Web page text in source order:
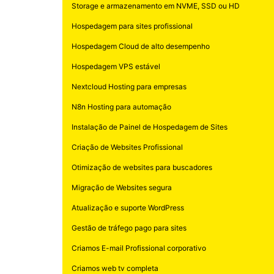
Storage e armazenamento em NVME, SSD ou HD
Hospedagem para sites profissional
Hospedagem Cloud de alto desempenho
Hospedagem VPS estável
Nextcloud Hosting para empresas
N8n Hosting para automação
Instalação de Painel de Hospedagem de Sites
Criação de Websites Profissional
Otimização de websites para buscadores
Migração de Websites segura
Atualização e suporte WordPress
Gestão de tráfego pago para sites
Criamos E-mail Profissional corporativo
Criamos web tv completa